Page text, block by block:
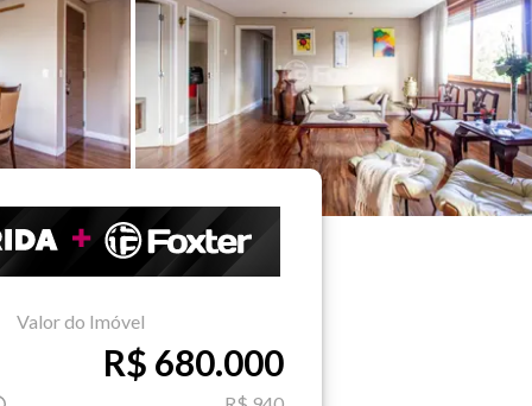
Valor do Imóvel
R$ 680.000